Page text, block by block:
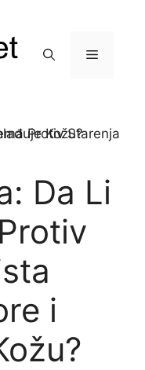
Izbornik
Da Li
i